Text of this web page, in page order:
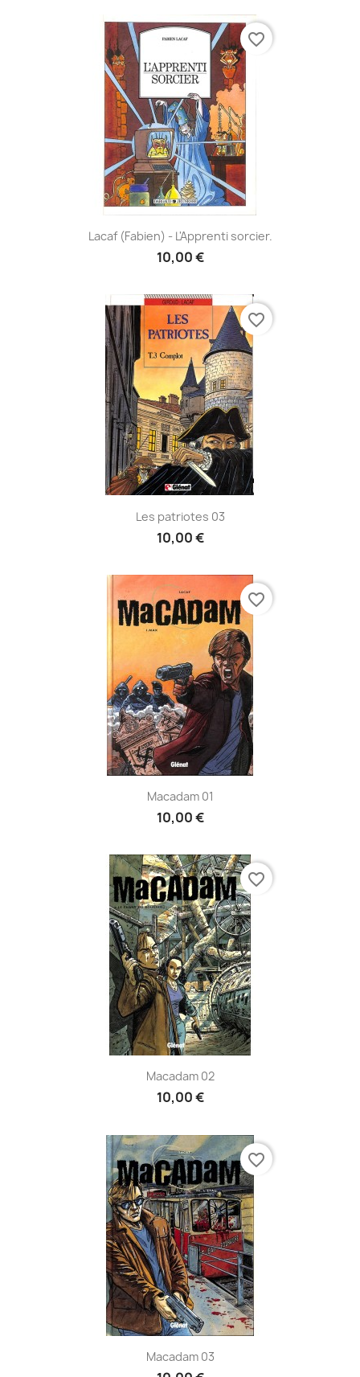
Lacaf (Fabien) - L'Apprenti sorcier.
10,00 €
favorite_border
Les patriotes 03
10,00 €
favorite_border
Macadam 01
10,00 €
favorite_border
Macadam 02
10,00 €
favorite_border
Macadam 03
favorite_border